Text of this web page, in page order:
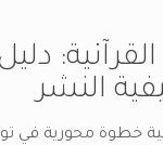
النشر
خطوة محورية في